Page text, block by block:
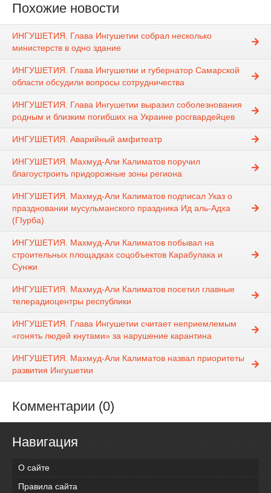
Похожие новости
ИНГУШЕТИЯ. Глава Ингушетии собрал несколько
министерств в одно здание
ИНГУШЕТИЯ. Глава Ингушетии и губернатор Самарской
области обсудили вопросы сотрудничества
ИНГУШЕТИЯ. Глава Ингушетии выразил соболезнования
родным и близким погибших на Украине росгвардейцев
ИНГУШЕТИЯ. Аварийный амфитеатр
ИНГУШЕТИЯ. Махмуд-Али Калиматов поручил
благоустроить придорожные зоны региона
ИНГУШЕТИЯ. Махмуд-Али Калиматов подписал Указ о
праздновании мусульманского праздника Ид аль-Адха
(ГIурба)
ИНГУШЕТИЯ. Махмуд-Али Калиматов побывал на
строительных площадках соцобъектов Карабулака и
Сунжи
ИНГУШЕТИЯ. Махмуд-Али Калиматов посетил главные
телерадиоцентры республики
ИНГУШЕТИЯ. Глава Ингушетии считает неприемлемым
«гонять людей кнутами» за нарушение карантина
ИНГУШЕТИЯ. Махмуд-Али Калиматов назвал приоритеты
развития Ингушетии
Комментарии (0)
Навигация
О сайте
Правила сайта